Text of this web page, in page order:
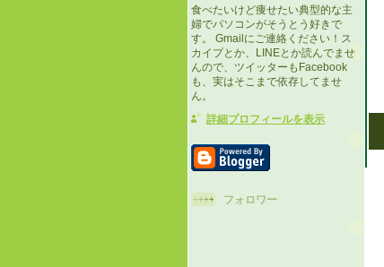
食べたいけど痩せたい典型的な主
婦でパソコンがそうとう好きで
す。 Gmailにご連絡ください！ス
カイプとか、LINEとか読んでませ
んので、ツイッターもFacebook
も、実はそこまで依存してませ
ん。
詳細プロフィールを表示
フォロワー